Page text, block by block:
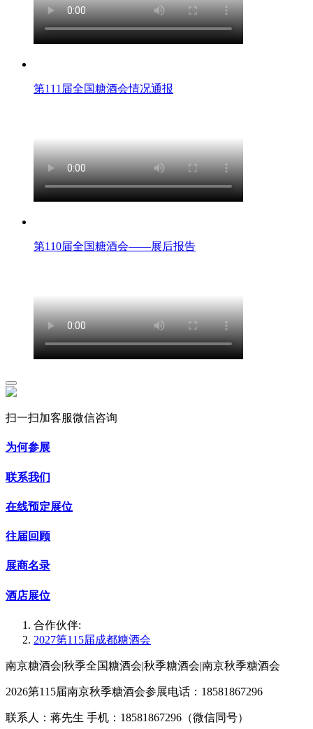
第111届全国糖酒会情况通报
第110届全国糖酒会——展后报告
扫一扫加客服微信咨询
为何参展
联系我们
在线预定展位
往届回顾
展商名录
酒店展位
合作伙伴:
2027第115届成都糖酒会
南京糖酒会|秋季全国糖酒会|秋季糖酒会|南京秋季糖酒会
2026第115届南京秋季糖酒会参展电话：18581867296
联系人：蒋先生 手机：18581867296（微信同号）